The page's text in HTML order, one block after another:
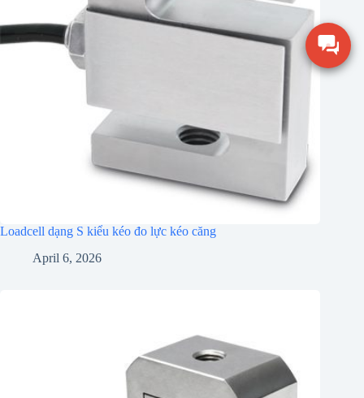
Loadcell dạng S kiểu kéo đo lực kéo căng
April 6, 2026